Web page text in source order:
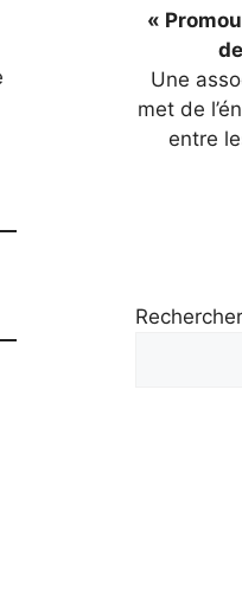
«
Une
met de
entre
Rechercher